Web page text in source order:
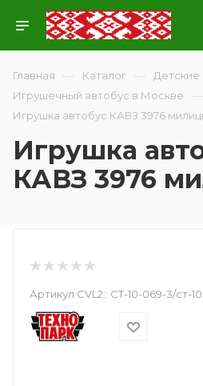
Главная — Каталог —
Игрушечный автобус в Москве —
Игрушка автобус КАВЗ 3976
Игрушка
КАВЗ 3976
Артикул CVL2:: СТ-10-069-3/ст-